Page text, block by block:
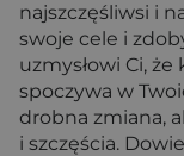
najszczęśliwsi i
swoje cele i
uzmysłowi Ci,
spoczywa w
drobna zmiana,
i szczęścia.